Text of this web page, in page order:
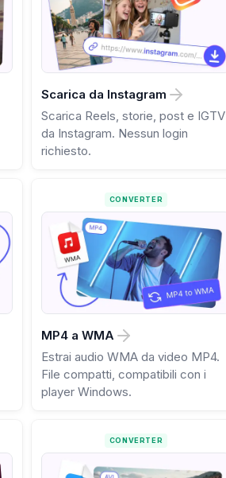
Scarica da Instagram
Scarica Reels, storie, post e IGTV
da Instagram. Nessun login
richiesto.
CONVERTER
MP4 a WMA
Estrai audio WMA da video MP4.
File compatti, compatibili con i
player Windows.
CONVERTER